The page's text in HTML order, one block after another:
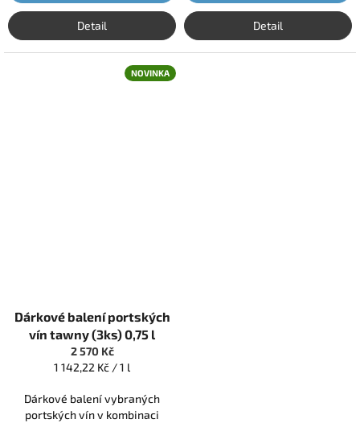
Detail Detail
NOVINKA
hodnocení
produktu
je
5,0
5
hvězdiček.
Dárkové balení portských
vín tawny (3ks) 0,75 l
2 570 Kč
Měrná
1 142,22 Kč / 1 l
Dárkové balení vybraných
portských vín v kombinaci